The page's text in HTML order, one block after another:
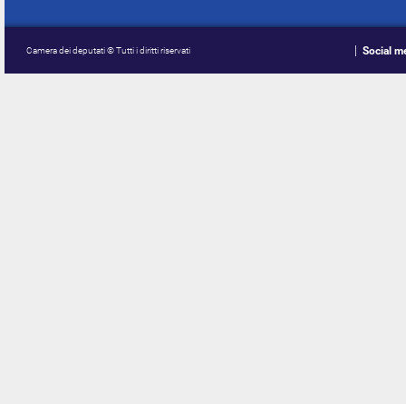
Camera dei deputati © Tutti i diritti riservati Social